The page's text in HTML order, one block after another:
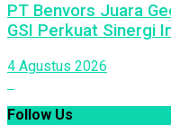
PT Benvors Juara
GSI Perkuat Sinergi
4 Agustus 2026
Follow Us